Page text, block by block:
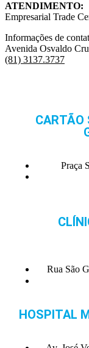
ATENDIMENTO:
Empresarial Trade
Informações de
Avenida Osvaldo
(81) 3137.3737
CARTÃO
Praça
Rua São
HOSPITAL